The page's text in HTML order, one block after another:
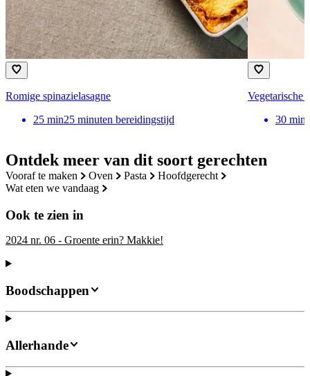
Ontdek meer van dit soort gerechten
vooraf te maken oven pasta
hoofdgerecht
wat eten we vandaag
Ook te zien in
2024 nr. 06 - Groente erin? Makkie!
Romige spinazielasagne
25 min25 minuten bereidingstijd
Vegetarische
30 min
Boodschappen
Allerhande